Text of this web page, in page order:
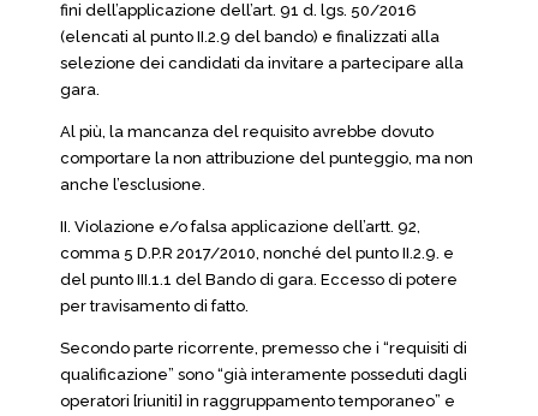
fini dell’applicazione dell’art. 91 d. lgs. 50/2016
(elencati al punto II.2.9 del bando) e finalizzati alla
selezione dei candidati da invitare a partecipare alla
gara.
Al più, la mancanza del requisito avrebbe dovuto
comportare la non attribuzione del punteggio, ma non
anche l’esclusione.
II. Violazione e/o falsa applicazione dell’artt. 92,
comma 5 D.P.R 2017/2010, nonché del punto II.2.9. e
del punto III.1.1 del Bando di gara. Eccesso di potere
per travisamento di fatto.
Secondo parte ricorrente, premesso che i “requisiti di
qualificazione” sono “già interamente posseduti dagli
operatori [riuniti] in raggruppamento temporaneo” e